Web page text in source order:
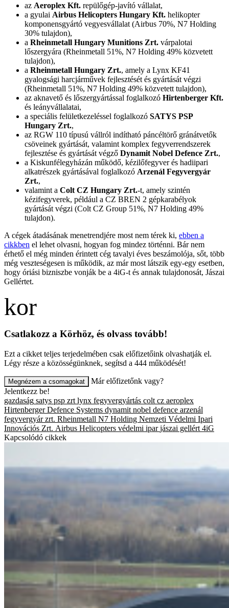
az Aeroplex Kft. repülőgép-javító vállalat,
a gyulai Airbus Helicopters Hungary Kft. helikopter
komponensgyártó vegyesvállalat (Airbus 70%, N7 Holding
30% tulajdon),
a Rheinmetall Hungary Munitions Zrt. várpalotai
lőszergyára (Rheinmetall 51%, N7 Holding 49% közvetett
tulajdon),
a Rheinmetall Hungary Zrt., amely a Lynx KF41
gyalogsági harcjárművek fejlesztését és gyártását végzi
(Rheinmetall 51%, N7 Holding 49% közvetett tulajdon),
az aknavető és lőszergyártással foglalkozó Hirtenberger Kft.
és leányvállalatai,
a speciális felületkezeléssel foglalkozó SATYS PSP
Hungary Zrt.,
az RGW 110 típusú vállról indítható páncéltörő gránátvetők
csöveinek gyártását, valamint komplex fegyverrendszerek
fejlesztése és gyártását végző Dynamit Nobel Defence Zrt.,
a Kiskunfélegyházán működő, kézilőfegyver és hadiipari
alkatrészek gyártásával foglalkozó Arzenál Fegyvergyár
Zrt.,
valamint a Colt CZ Hungary Zrt.-t, amely szintén
kézifegyverek, például a CZ BREN 2 gépkarabélyok
gyártását végzi (Colt CZ Group 51%, N7 Holding 49%
tulajdon).
A cégek átadásának menetrendjére most nem térek ki, ebben a
cikkben el lehet olvasni, hogyan fog mindez történni. Bár nem
érhető el még minden érintett cég tavalyi éves beszámolója, sőt, több
még veszteségesen is működik, az már most látszik egy-egy esetben,
hogy óriási bizniszbe vonják be a 4iG-t és annak tulajdonosát, Jászai
Gellértet.
Csatlakozz a Körhöz, és olvass tovább!
Ezt a cikket teljes terjedelmében csak előfizetőink olvashatják el.
Légy része a közösségünknek, segítsd a 444 működését!
Megnézem a csomagokat
Már előfizetőnk vagy?
Jelentkezz be!
gazdaság satys psp zrt lynx fegyvergyártás colt cz aeroplex
Hirtenberger Defence Systems dynamit nobel defence arzenál
fegyvergyár zrt. Rheinmetall N7 Holding Nemzeti Védelmi Ipari
Innovációs Zrt. Airbus Helicopters védelmi ipar jászai gellért 4iG
Kapcsolódó cikkek